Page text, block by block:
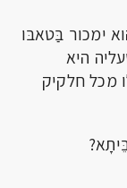
ימכור בַּטאבּו
היא
מכל חלקיק